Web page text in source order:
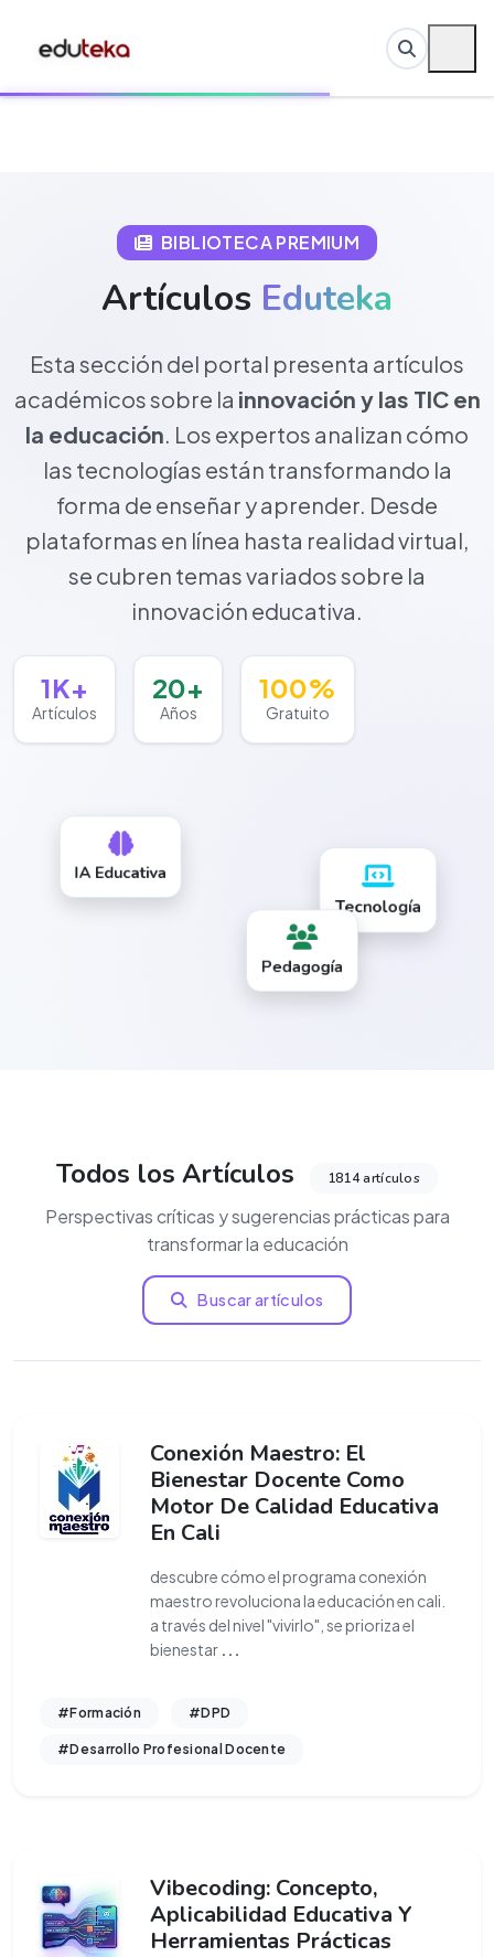
BIBLIOTECA PREMIUM
Artículos Eduteka
Esta sección del portal presenta artículos
académicos sobre la innovación y las TIC en
la educación. Los expertos analizan cómo
las tecnologías están transformando la
forma de enseñar y aprender. Desde
plataformas en línea hasta realidad virtual,
se cubren temas variados sobre la
innovación educativa.
1K+
Artículos
20+
Años
100%
Gratuito
IA Educativa
Tecnología
Pedagogía
Todos los Artículos 1814 artículos
Perspectivas críticas y sugerencias prácticas para
transformar la educación
Buscar artículos
Conexión Maestro: El
Bienestar Docente Como
Motor De Calidad Educativa
En Cali
descubre cómo el programa conexión
maestro revoluciona la educación en cali.
a través del nivel "vivirlo", se prioriza el
bienestar ...
#Formación #DPD
#Desarrollo Profesional Docente
Vibecoding: Concepto,
Aplicabilidad Educativa Y
Herramientas Prácticas